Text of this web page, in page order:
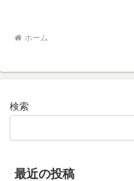
ホーム
検索
最近の投稿